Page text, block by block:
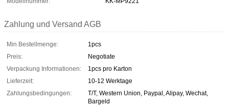
Zahlung und Versand AGB
Min Bestellmenge:
1pcs
Preis:
Negotiate
Verpackung Informationen:
1pcs pro Karton
Lieferzeit:
10-12 Werktage
Zahlungsbedingungen:
T/T, Western Union, Paypal, Alipay, Wechat,
Bargeld